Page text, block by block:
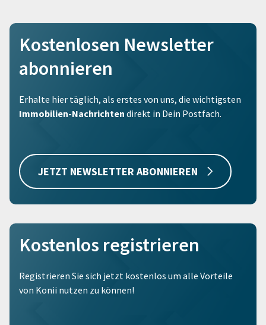
Kostenlosen Newsletter
abonnieren
Erhalte hier täglich, als erstes von uns, die wichtigsten
Immobilien-Nachrichten direkt in Dein Postfach.
JETZT NEWSLETTER ABONNIEREN
Kostenlos registrieren
Registrieren Sie sich jetzt kostenlos um alle Vorteile
von Konii nutzen zu können!